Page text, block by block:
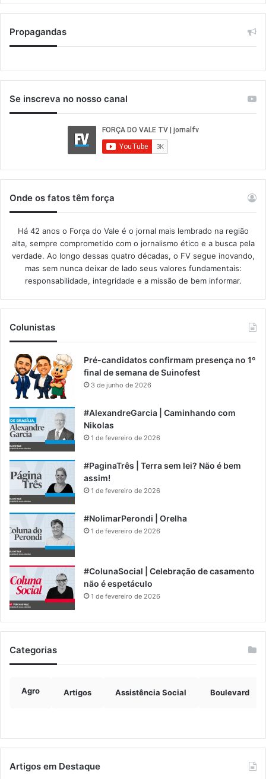
Propagandas
Se inscreva no nosso canal
Onde os fatos têm força
Há 42 anos o Força do Vale é o jornal mais lembrado na região
alta, sempre comprometido com o jornalismo ético e a busca pela
verdade. Ao longo dessas quatro décadas, o FV segue inovando,
mas sem nunca deixar de lado seus valores fundamentais:
responsabilidade, integridade e a missão de bem informar.​
Colunistas
Pré-candidatos confirmam presença no 1º
final de semana de Suinofest
3 de junho de 2026
#AlexandreGarcia | Caminhando com
Nikolas
1 de fevereiro de 2026
#PaginaTrês | Terra sem lei? Não é bem
assim!
1 de fevereiro de 2026
#NolimarPerondi | Orelha
1 de fevereiro de 2026
#ColunaSocial | Celebração de casamento
não é espetáculo
1 de fevereiro de 2026
Categorias
Agro Artigos Assistência Social Boulevard
Artigos em Destaque